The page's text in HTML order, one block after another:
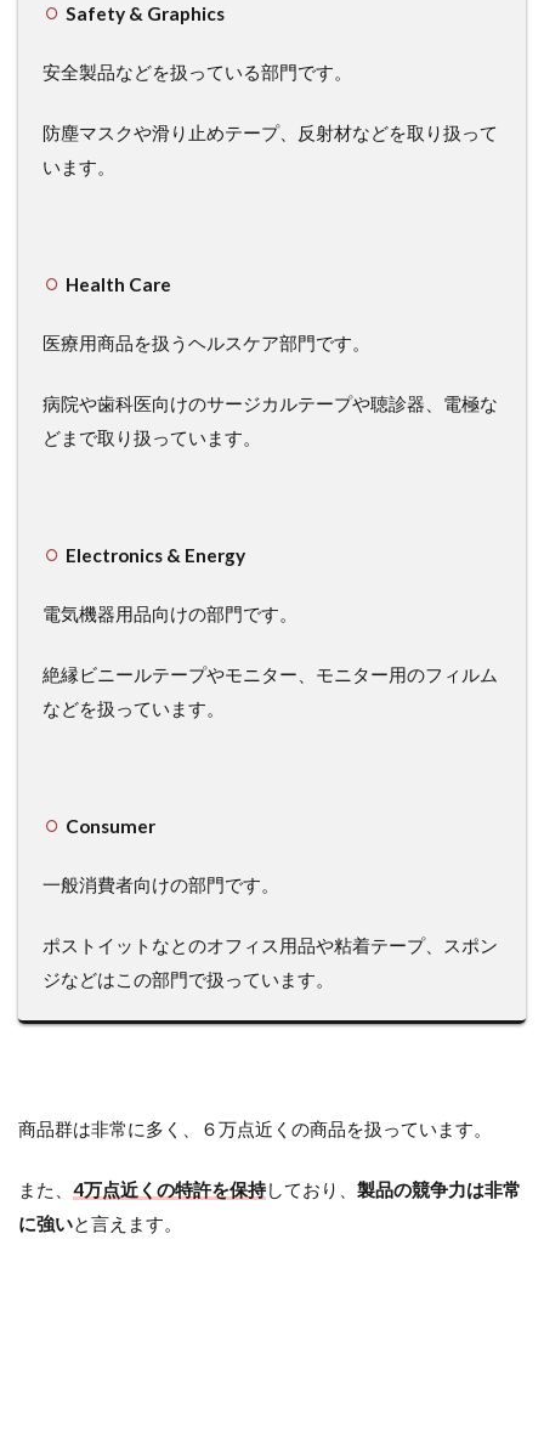
Safety & Graphics
安全製品などを扱っている部門です。
防塵マスクや滑り止めテープ、反射材などを取り扱って
います。
Health Care
医療用商品を扱うヘルスケア部門です。
病院や歯科医向けのサージカルテープや聴診器、電極な
どまで取り扱っています。
Electronics & Energy
電気機器用品向けの部門です。
絶縁ビニールテープやモニター、モニター用のフィルム
などを扱っています。
Consumer
一般消費者向けの部門です。
ポストイットなとのオフィス用品や粘着テープ、スポン
ジなどはこの部門で扱っています。
商品群は非常に多く、６万点近くの商品を扱っています。
また、 4万点近くの特許を保持しており、 製品の競争力は非常
に強いと言えます。